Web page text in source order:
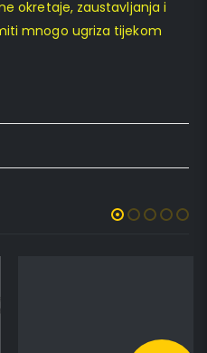
okretaje, zaustavljanja i
mnogo ugriza tijekom